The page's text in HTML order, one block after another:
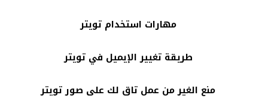
مهارات استخدام تويتر
طريقة تغيير الإيميل في تويتر
منع الغير من عمل تاق لك على صور تويتر